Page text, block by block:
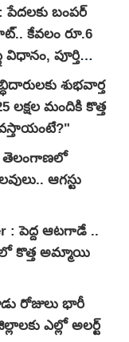
పేదలకు బంపర్
కేవలం రూ.6
విధానం, పూర్తి
శుభవార్త
వస్తాయంటే?"
: తెలంగాణలో
ఆగస్టు
..
కొత్త అమ్మాయి
రోజులు భారీ
ఎల్లో అలర్ట్